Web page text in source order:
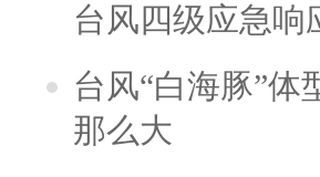
台风四级应急响
台风“白海豚”体
那么大